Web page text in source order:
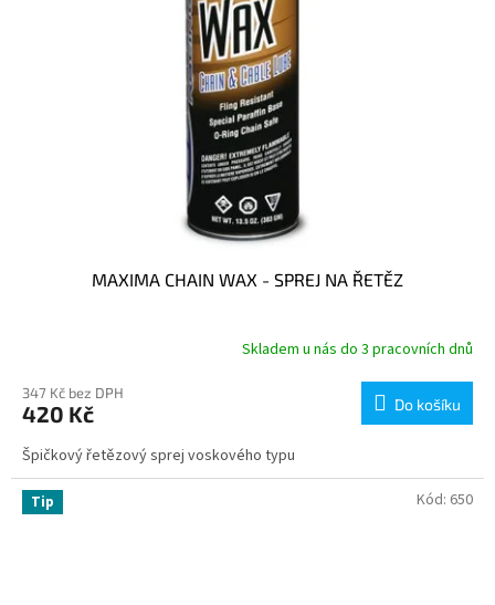
MAXIMA CHAIN WAX - SPREJ NA ŘETĚZ
Skladem u nás do 3 pracovních dnů
347 Kč bez DPH
420 Kč Do košíku
Špičkový řetězový sprej voskového typu
Tip Kód: 650